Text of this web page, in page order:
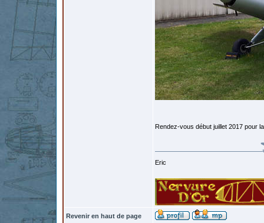
Rendez-vous début juillet 2017 pour
Eric
Revenir en haut de page